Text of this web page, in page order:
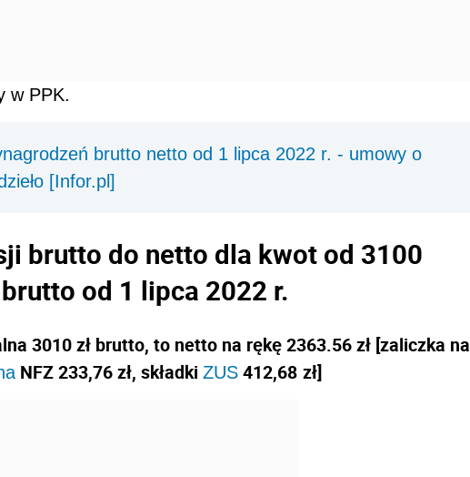
w PPK.
brutto netto od 1 lipca 2022 r. - umowy o
[Infor.pl]
brutto do netto dla kwot od 3100
od 1 lipca 2022 r.
3010 zł brutto, to netto na rękę 2363.56 zł [zaliczka na
NFZ 233,76 zł, składki ZUS 412,68 zł]